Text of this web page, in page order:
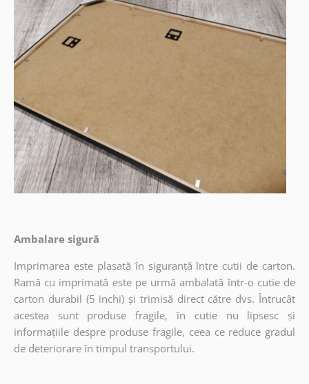
Ambalare sigură
Imprimarea este plasată în siguranță între cutii de carton.
Ramă cu imprimată este pe urmă ambalată într-o cutie de
carton durabil (5 inchi) și trimisă direct către dvs. Întrucât
acestea sunt produse fragile, în cutie nu lipsesc și
informațiile despre produse fragile, ceea ce reduce gradul
de deteriorare în timpul transportului.